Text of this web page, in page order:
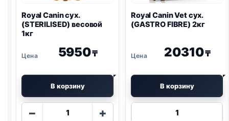
Royal Canin сух.
(STERILISED) весовой
1кг
5950₸
В корзину
−
Количество
+
Royal Canin Vet сух.
(GASTROFIBRE) 2кг
20310₸
В корзину
Количество